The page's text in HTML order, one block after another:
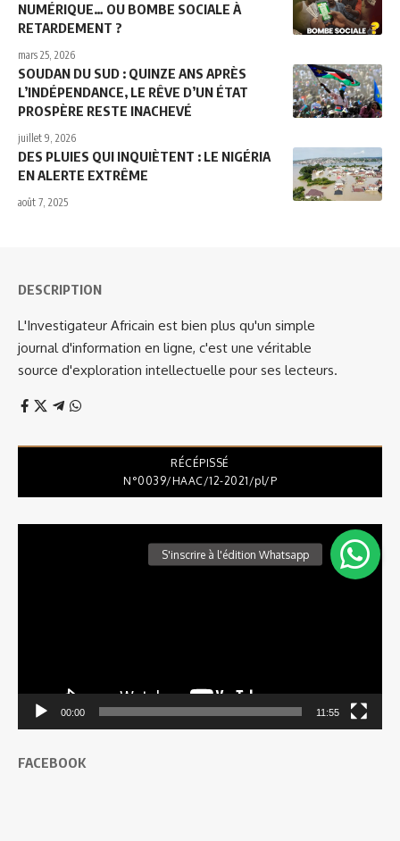
NUMÉRIQUE… OU BOMBE SOCIALE À
RETARDEMENT ?
mars 25, 2026
SOUDAN DU SUD : QUINZE ANS APRÈS
L’INDÉPENDANCE, LE RÊVE D’UN ÉTAT
PROSPÈRE RESTE INACHEVÉ
juillet 9, 2026
DES PLUIES QUI INQUIÈTENT : LE NIGÉRIA
EN ALERTE EXTRÊME
août 7, 2025
DESCRIPTION
L'Investigateur Africain est bien plus qu'un simple
journal d'information en ligne, c'est une véritable
source d'exploration intellectuelle pour ses lecteurs.
RÉCÉPISSÉ
N°0039/HAAC/12-2021/pl/P
00:00 11:55
FACEBOOK